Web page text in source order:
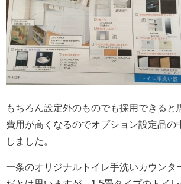
もちろん設定外のものでも採用できると
費用が高くなるのでオプション設定品の
しました。
一条のオリジナルトイレ手洗いカウンタ